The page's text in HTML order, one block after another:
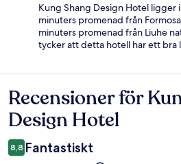
Kung Shang Design Hotel ligger
minuters promenad från
minuters promenad från Liuhe
tycker att detta hotell har ett bra
Recensioner
Recensioner för
Design Hotel
8,8 Fantastiskt